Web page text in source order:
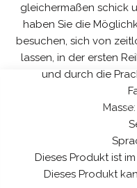
gleichermaßen schick
haben Sie die
besuchen, sich von
lassen, in der ersten
und durch die
Dieses Produkt ist
Dieses Produkt
10%
Melden Sie sich jetzt